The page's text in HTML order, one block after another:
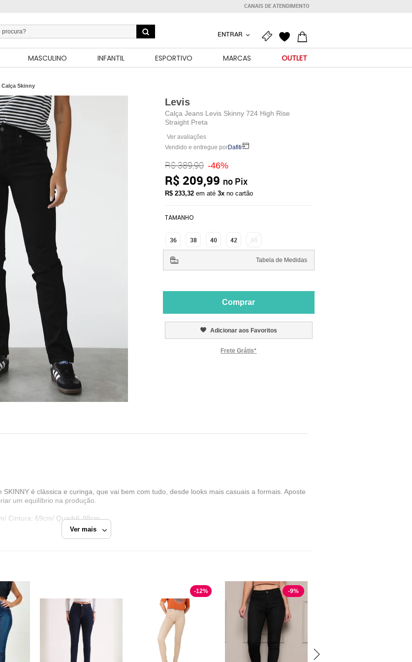
CANAIS DE ATENDIMENTO
ENTRAR
MASCULINO INFANTIL ESPORTIVO MARCAS OUTLET
Calça Skinny
Levis
Calça Jeans Levis Skinny 724 High Rise
Straight Preta
Ver avaliações
Vendido e entregue porDafiti
Social
Group
R$ 389,90 -46%
R$ 209,99 no Pix
R$ 233,32 em até 3x no cartão
TAMANHO
36 38 40 42
Tabela de Medidas
Comprar
Adicionar aos Favoritos
Frete Grátis*
Ver mais
SKINNY é clássica e curinga, que vai bem com tudo, desde looks mais casuais a formais. Aposte
um equilíbrio na produção.
Cintura: 69cm/ Quadril: 98cm.
-12% -9%